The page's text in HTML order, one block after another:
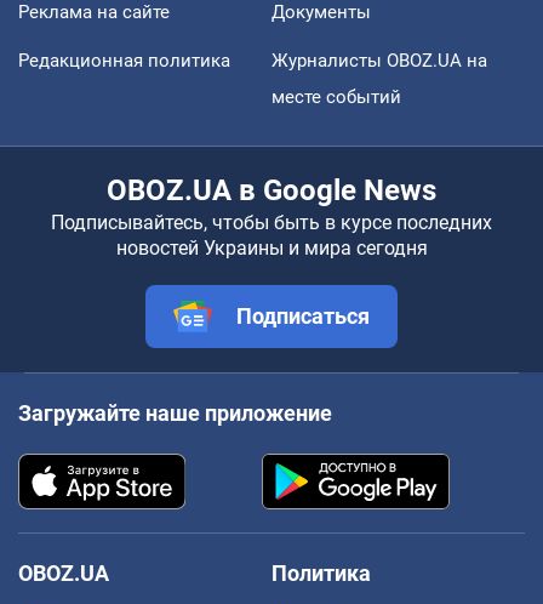
Реклама на сайте Документы
Редакционная политика
Журналисты OBOZ.UA на
месте событий
OBOZ.UA в Google News
Подписывайтесь, чтобы быть в курсе последних
новостей Украины и мира сегодня
Подписаться
Загружайте наше приложение
OBOZ.UA
Политика